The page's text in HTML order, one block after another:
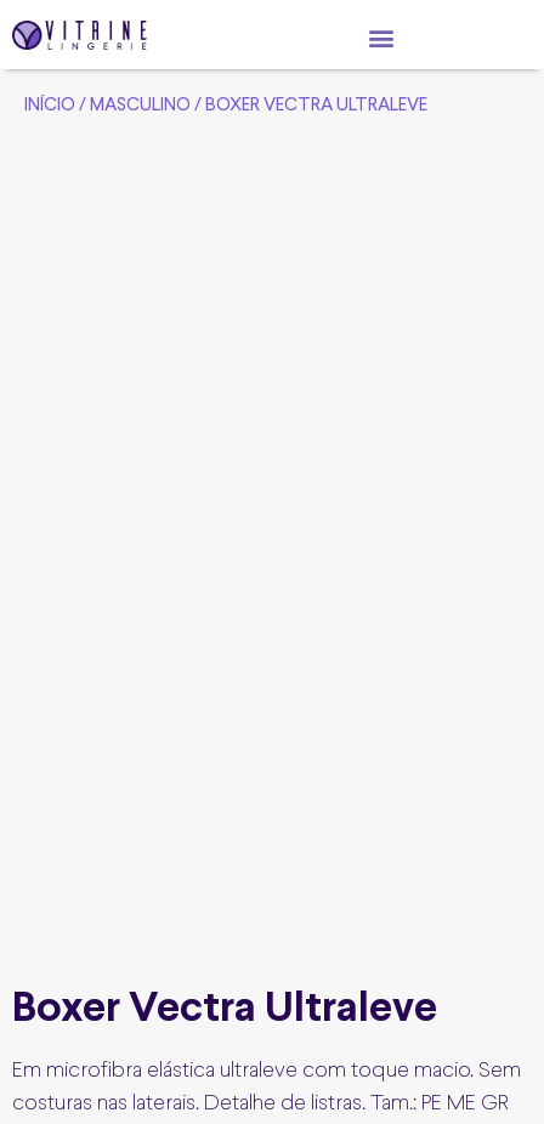
INÍCIO / MASCULINO / BOXER VECTRA ULTRALEVE
Boxer Vectra Ultraleve
Em microfibra elástica ultraleve com toque macio. Sem
costuras nas laterais. Detalhe de listras. Tam.: PE ME GR